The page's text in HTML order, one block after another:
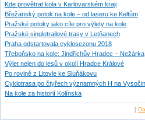
Kde provětrat kola v Karlovarském kraji
Břežanský potok na kole – od laseru ke Keltům
Pražské potoky jako cíle pro výlety na kole
Pražské singletrailové trasy v Letňanech
Praha odstartovala cyklosezonu 2018
Třeboňsko na kole: Jindřichův Hradec – Nežárka
Výlet nejen do lesů v okolí Hradce Králové
Po rovině z Litovle ke Sluňákovu
Cyklotrasa po čtyřech významných H na
Na kole za historií Kolínska
[